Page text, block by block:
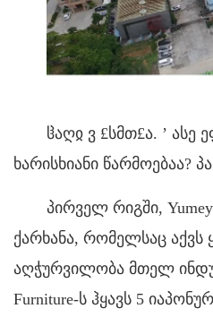
ჱაღჲ ვ £სმთ£ა. ’ ასე
ხარისხიანი წარმოებაა?
პირველ რიგში,
ქარხანა, რომელსაც
აღჭურვილობა მთელ
Furniture-ს ჰყავს 5